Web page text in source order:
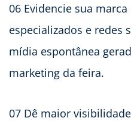
06 Evidencie sua
especializados e redes
mídia espontânea
marketing da feira.
07 Dê maior